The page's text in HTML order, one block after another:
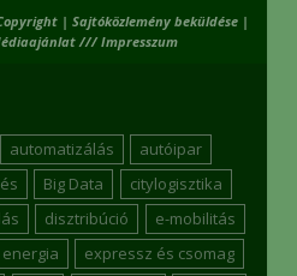
| Sajtóközlemény beküldése |
/// Impresszum
automatizálás
autóipar
Big Data
citylogisztika
disztribúció
e-mobilitás
energia
expressz és csomag